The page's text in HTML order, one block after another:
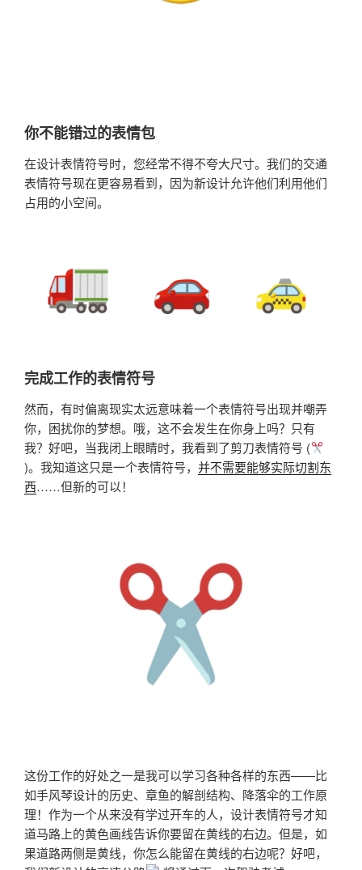
你不能错过的表情包
在设计表情符号时，您经常不得不夸大尺寸。我们的交通
表情符号现在更容易看到，因为新设计允许他们利用他们
占用的小空间。
完成工作的表情符号
然而，有时偏离现实太远意味着一个表情符号出现并嘲弄
你，困扰你的梦想。哦，这不会发生在你身上吗？只有
我？好吧，当我闭上眼睛时，我看到了剪刀表情符号 (
)。我知道这只是一个表情符号， 并不需要能够实际切割东
西……但新的可以！
这份工作的好处之一是我可以学习各种各样的东西——比
如手风琴设计的历史、章鱼的解剖结构、降落伞的工作原
理！作为一个从来没有学过开车的人，设计表情符号才知
道马路上的黄色画线告诉你要留在黄线的右边。但是，如
果道路两侧是黄线，你怎么能留在黄线的右边呢？好吧，